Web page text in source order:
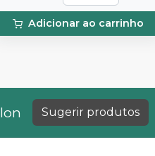
Adicionar ao carrinho
Sugerir produtos